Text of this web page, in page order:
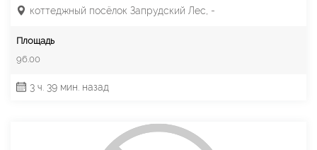
коттеджный посёлок Запрудский Лес, -
Площадь
96.00
3 ч. 39 мин. назад